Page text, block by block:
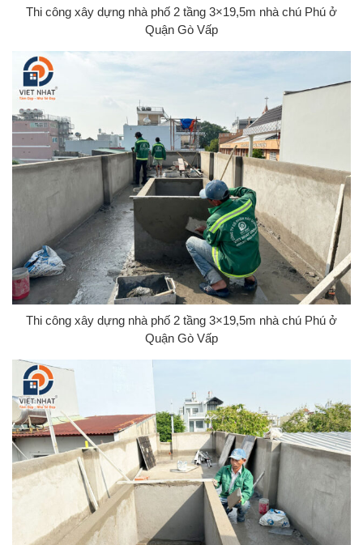
Thi công xây dựng nhà phố 2 tầng 3×19,5m nhà chú Phú ở
Quận Gò Vấp
Thi công xây dựng nhà phố 2 tầng 3×19,5m nhà chú Phú ở
Quận Gò Vấp